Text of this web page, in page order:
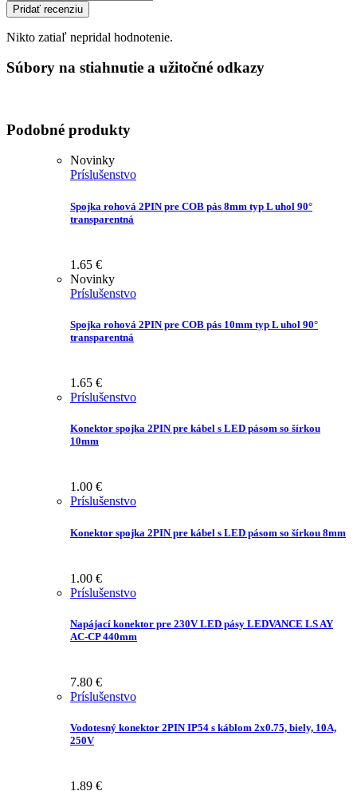
Pridať recenziu
Nikto zatiaľ nepridal hodnotenie.
Súbory na stiahnutie a užitočné odkazy
Podobné produkty
Novinky
Príslušenstvo
Spojka rohová 2PIN pre COB pás 8mm typ L uhol 90°
transparentná
1.65 €
Novinky
Príslušenstvo
Spojka rohová 2PIN pre COB pás 10mm typ L uhol 90°
transparentná
1.65 €
Príslušenstvo
Konektor spojka 2PIN pre kábel s LED pásom so šírkou
10mm
1.00 €
Príslušenstvo
Konektor spojka 2PIN pre kábel s LED pásom so šírkou 8mm
1.00 €
Príslušenstvo
Napájací konektor pre 230V LED pásy LEDVANCE LS AY
AC-CP 440mm
7.80 €
Príslušenstvo
Vodotesný konektor 2PIN IP54 s káblom 2x0.75, biely, 10A,
250V
1.89 €